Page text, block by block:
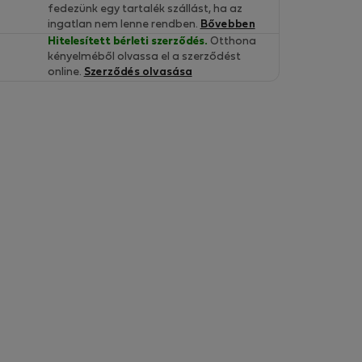
fedezünk egy tartalék szállást, ha az
ingatlan nem lenne rendben. Bővebben
Hitelesített bérleti szerződés. Otthona
kényelméből olvassa el a szerződést
online. Szerződés olvasása